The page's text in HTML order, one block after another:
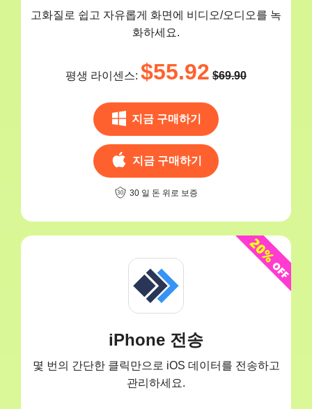
고화질로 쉽고 자유롭게 화면에 비디오/오디오를 녹
화하세요.
평생 라이센스: $55.92 $69.90
지금 구매하기
지금 구매하기
30 일 돈 위로 보증
iPhone 전송
몇 번의 간단한 클릭만으로 iOS 데이터를 전송하고
관리하세요.